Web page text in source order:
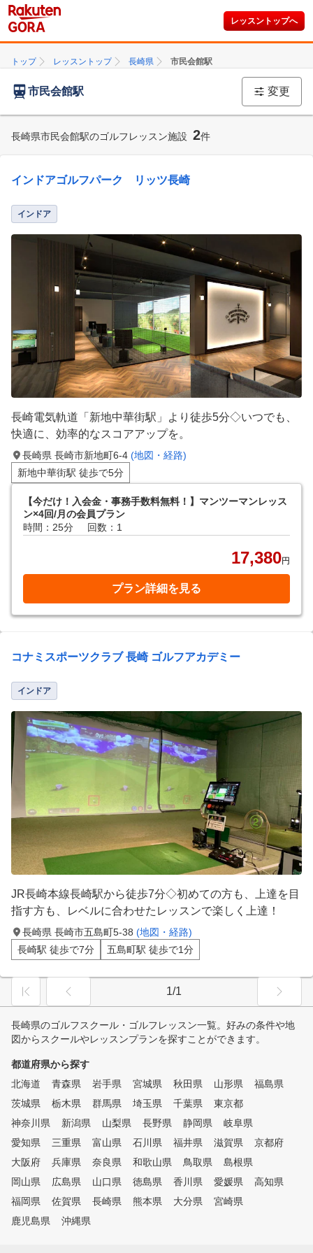
レッスントップへ
トップ レッスントップ 長崎県 市民会館駅
市民会館駅 変更
長崎県市民会館駅のゴルフレッスン施設 2件
インドアゴルフパーク リッツ長崎
インドア
長崎電気軌道「新地中華街駅」より徒歩5分◇いつでも、
快適に、効率的なスコアアップを。
長崎県 長崎市新地町6-4 (地図・経路)
新地中華街駅 徒歩で5分
【今だけ！入会金・事務手数料無料！】マンツーマンレッス
ン×4回/月の会員プラン
時間：25分
回数：1
17,380円
プラン詳細を見る
コナミスポーツクラブ 長崎 ゴルフアカデミー
インドア
JR長崎本線長崎駅から徒歩7分◇初めての方も、上達を目
指す方も、レベルに合わせたレッスンで楽しく上達！
長崎県 長崎市五島町5-38 (地図・経路)
長崎駅 徒歩で7分
五島町駅 徒歩で1分
1/1
長崎県のゴルフスクール・ゴルフレッスン一覧。好みの条件や地
図からスクールやレッスンプランを探すことができます。
都道府県から探す
北海道
青森県 岩手県 宮城県 秋田県 山形県
福島県
茨城県
栃木県 群馬県 埼玉県 千葉県
東京都
神奈川県
新潟県 山梨県 長野県 静岡県
岐阜県
愛知県
三重県 富山県 石川県 福井県 滋賀県
京都府
大阪府
兵庫県 奈良県 和歌山県 鳥取県
島根県
岡山県
広島県 山口県 徳島県 香川県 愛媛県
高知県
福岡県
佐賀県 長崎県 熊本県 大分県
宮崎県
鹿児島県
沖縄県